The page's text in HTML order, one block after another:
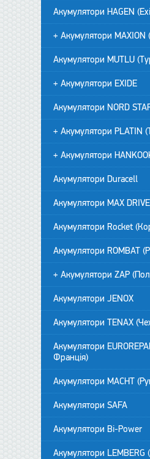
Акумулятори HAGEN
+ Акумулятори MAXION
Акумулятори MUTLU
+ Акумулятори EXIDE
Акумулятори NORD
+ Акумулятори PLATIN
+ Акумулятори
Акумулятори Duracell
Акумулятори MAX
Акумулятори Rocket
Акумулятори ROMBAT
+ Акумулятори ZAP
Акумулятори JENOX
Акумулятори TENAX
Акумулятори
Франція)
Акумулятори MACHT
Акумулятори SAFA
Акумулятори Bi-Power
Акумулятори LEMBERG